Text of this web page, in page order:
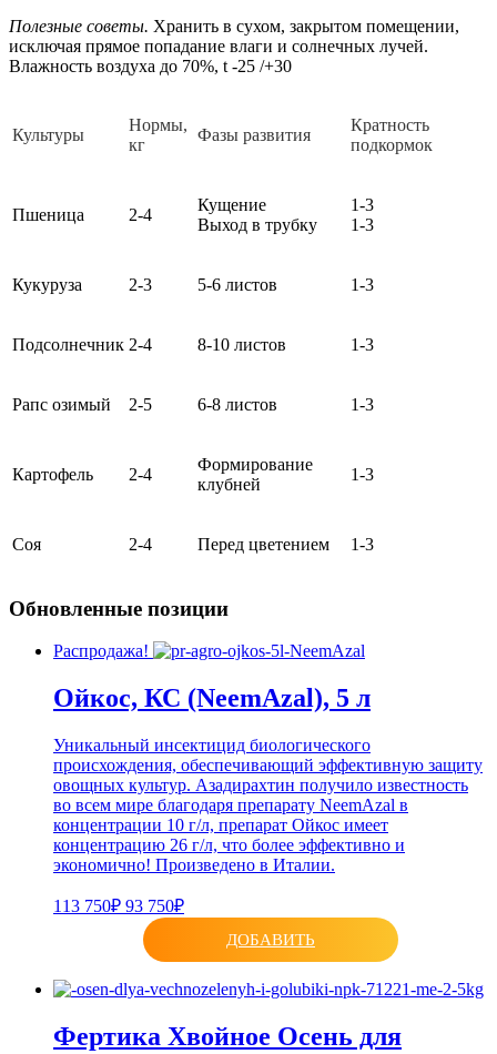
Полезные советы. Хранить в сухом, закрытом помещении,
исключая прямое попадание влаги и солнечных лучей.
Влажность воздуха до 70%, t -25 /+30
Культуры
Нормы,
кг
Фазы развития
Кратность
подкормок
Пшеница 2-4
Кущение
Выход в трубку
1-3
1-3
Кукуруза 2-3 5-6 листов 1-3
Подсолнечник 2-4 8-10 листов 1-3
Рапс озимый 2-5 6-8 листов 1-3
Картофель 2-4
Формирование
клубней
1-3
Соя 2-4 Перед цветением 1-3
Обновленные позиции
Распродажа!
Ойкос, КС (NeemAzal), 5 л
Уникальный инсектицид биологического
происхождения, обеспечивающий эффективную защиту
овощных культур. Азадирахтин получило известность
во всем мире благодаря препарату NeemAzal в
концентрации 10 г/л, препарат Ойкос имеет
концентрацию 26 г/л, что более эффективно и
экономично! Произведено в Италии.
113 750₽ 93 750₽
ДОБАВИТЬ
Фертика Хвойное Осень для